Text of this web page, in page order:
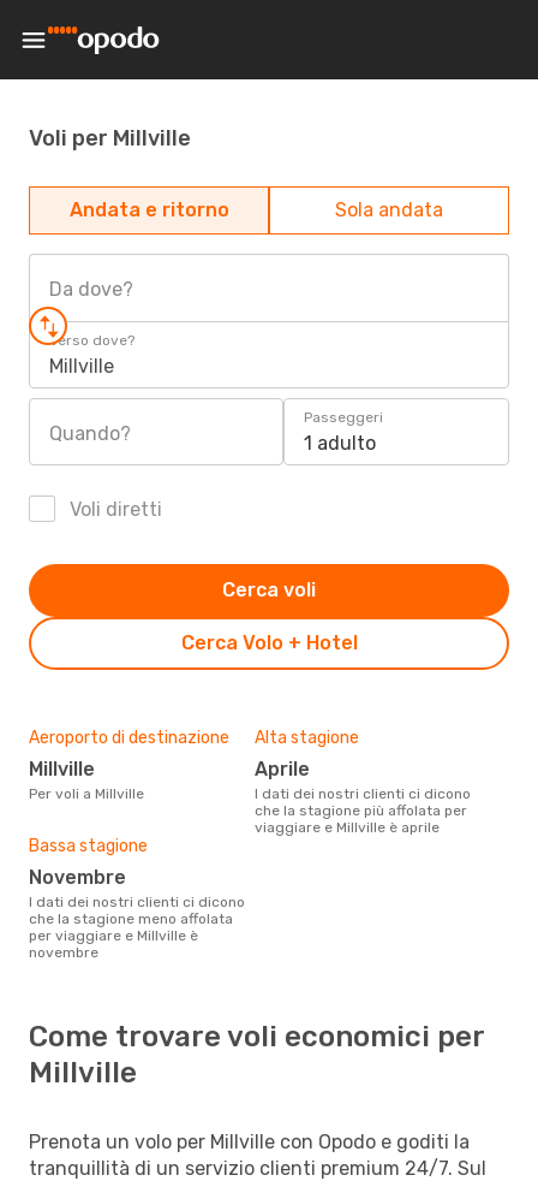
Voli per Millville
Andata e ritorno Sola andata
Da dove?
Verso dove?
Millville
Quando?
Passeggeri
1 adulto
Voli diretti
Cerca Volo + Hotel
Cerca voli
Aeroporto di destinazione
Millville
Per voli a Millville
Alta stagione
aprile
I dati dei nostri clienti ci dicono
che la stagione più affolata per
viaggiare e Millville è aprile
Bassa stagione
novembre
I dati dei nostri clienti ci dicono
che la stagione meno affolata
per viaggiare e Millville è
novembre
Come trovare voli economici per
Millville
Prenota un volo per Millville con Opodo e goditi la
tranquillità di un servizio clienti premium 24/7. Sul